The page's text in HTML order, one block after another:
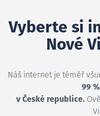
Vyberte si
Nové
Náš internet je téměř
99
v České republice.